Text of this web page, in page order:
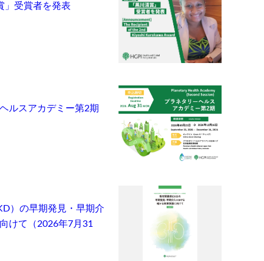
」受賞者を発表
ルスアカデミー第2期
）の早期発見・早期介
けて（2026年7月31